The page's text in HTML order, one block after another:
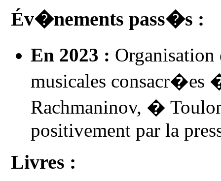
Év�nements pass�s :
En 2023 :
musicales
Rachmaninov, �
positivement par la
Livres :